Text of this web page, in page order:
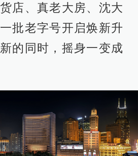
店、真老大房、沈大
批老字号开启焕新升
的同时，摇身一变成